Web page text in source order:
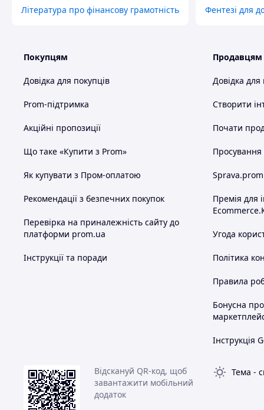
Література про фінансову грамотність Фентезі для
Покупцям
Довідка для покупців
Prom-підтримка
Акційні пропозиції
Що таке «Купити з Prom»
Як купувати з Пром-оплатою
Рекомендації з безпечних покупок
Перевірка на приналежність сайту до
платформи prom.ua
Інструкції та поради
Продавцям
Довідка для
Створити
Почати
Просування
Премія для
Угода
Політика
Правила
Бонусна
Інструкція
Відскануй QR-код, щоб
завантажити мобільний
додаток
Тема -